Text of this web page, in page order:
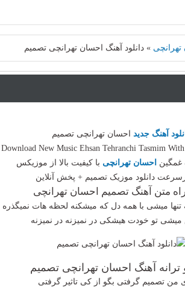
تهرانچی » دانلود آهنگ احسان تهرانچی تصمیم
آهنگ جدید احسان تهرانچی تصمیم
Download New Music Ehsan Tehranchi Tasmim
غمگین احسان تهرانچی با کیفیت بالا از موزیکس
دانلود موزیک تصمیم + پخش آنلاین
متن آهنگ تصمیم احسان تهرانچی
تنها میشی با همه دل که میشکنه لحظه هات نمیگذره
تو خودت هیشکی در نمیزنه در نمیزنه
آهنگ احسان تهرانچی تصمیم
من تصمیم گرفتی بگو از کی تاثیر گرفتی